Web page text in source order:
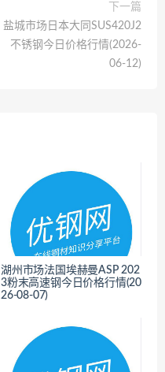
下一篇
盐城市场日本大同SUS420J2
不锈钢今日价格行情(2026-
06-12)
湖州市场法国埃赫曼ASP 202
3粉末高速钢今日价格行情(20
26-08-07)